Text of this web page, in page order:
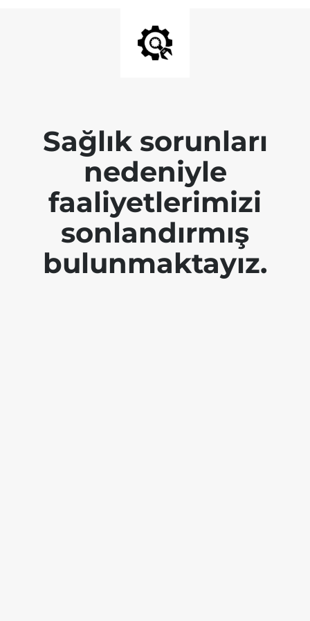
Sağlık sorunları
nedeniyle
faaliyetlerimizi
sonlandırmış
bulunmaktayız.